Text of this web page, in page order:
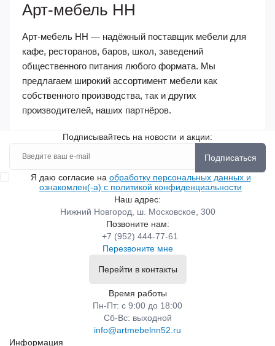
Арт-мебель НН
Арт-мебель НН — надёжный поставщик мебели для
кафе, ресторанов, баров, школ, заведений
общественного питания любого формата. Мы
предлагаем широкий ассортимент мебели как
собственного производства, так и других
производителей, наших партнёров.
Подписывайтесь на новости и акции:
Подписаться
Я даю согласие на обработку персональных данных и
ознакомлен(-а) с политикой конфиденциальности
Наш адрес:
Нижний Новгород, ш. Московское, 300
Позвоните нам:
+7 (952) 444-77-61
Перезвоните мне
Перейти в контакты
Время работы
Пн-Пт: с 9:00 до 18:00
Сб-Вс: выходной
info@artmebelnn52.ru
Информация